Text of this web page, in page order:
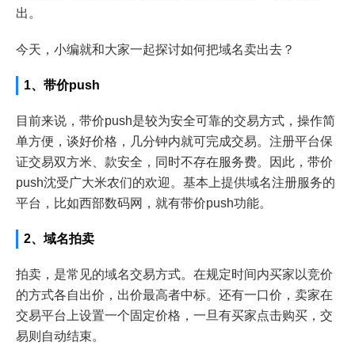
出。
今天，小编就和大家一起探讨如何把域名卖出去？
1、带价push
目前来说，带价push是较为安全可靠的交易方式，操作简
单方便，谈好价格，几分钟内就可完成交易。注册平台保
证交易双方米、款安全，同时不存在服务费。因此，带价
push沈受广大米农们的欢迎。基本上提供域名注册服务的
平台，比如西部数码网，就有带价push功能。
2、域名拍卖
拍卖，是常见的域名交易方式。在规定时间内买家以竞价
的方式各自出价，出价最高者中标。还有一口价，卖家在
交易平台上设置一个固定价格，一旦有买家点击购买，交
易则自动结束。